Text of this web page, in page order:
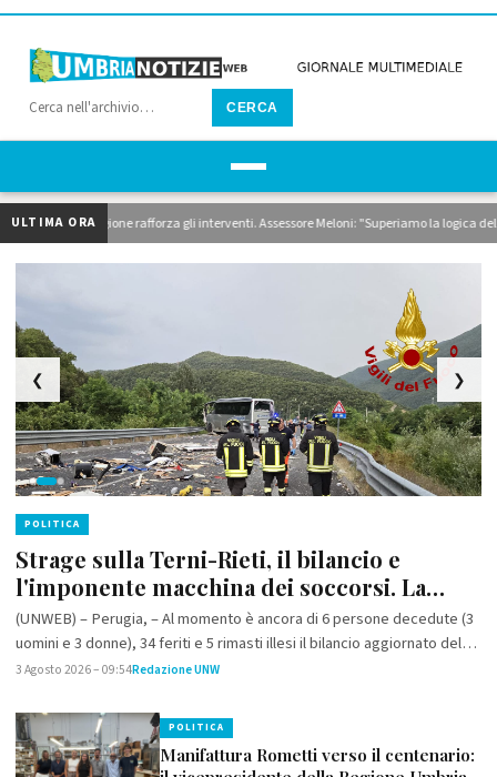
CERCA
ULTIMA ORArafforza gli interventi. Assessore Meloni: "Superiamo la logica
❮ ❯
POLITICA
Strage sulla Terni-Rieti, il bilancio e
l'imponente macchina dei soccorsi. La
presidente Proietti: "profondo cordoglio
per le vittime e ringraziamento a tutti
coloro che si sono impegnati nella maxi
(UNWEB) – Perugia, – Al momento è ancora di 6 persone decedute (3
uomini e 3 donne), 34 feriti e 5 rimasti illesi il bilancio aggiornato del
gravissimo incidente stradale avvenuto nel pomeriggio di…
3 Agosto 2026 – 09:54Redazione UNW
POLITICA
Manifattura Rometti verso il centenario: